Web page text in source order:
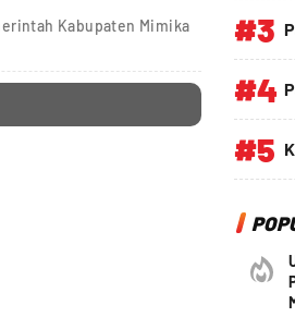
Kabupaten Mimika
#3
#4
#5